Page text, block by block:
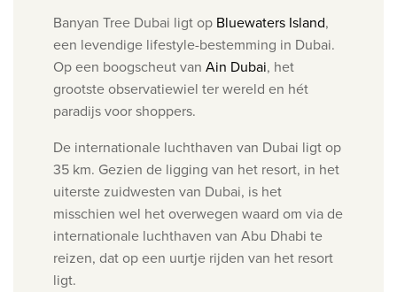
Banyan Tree Dubai ligt op Bluewaters Island,
een levendige lifestyle-bestemming in Dubai.
Op een boogscheut van Ain Dubai, het
grootste observatiewiel ter wereld en hét
paradijs voor shoppers.
De internationale luchthaven van Dubai ligt op
35 km. Gezien de ligging van het resort, in het
uiterste zuidwesten van Dubai, is het
misschien wel het overwegen waard om via de
internationale luchthaven van Abu Dhabi te
reizen, dat op een uurtje rijden van het resort
ligt.